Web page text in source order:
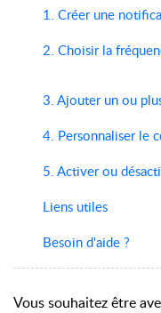
1. Créer une
2. Choisir la
3. Ajouter un ou
4. Personnaliser le
5. Activer ou
Liens utiles
Besoin d'aide ?
Vous souhaitez être